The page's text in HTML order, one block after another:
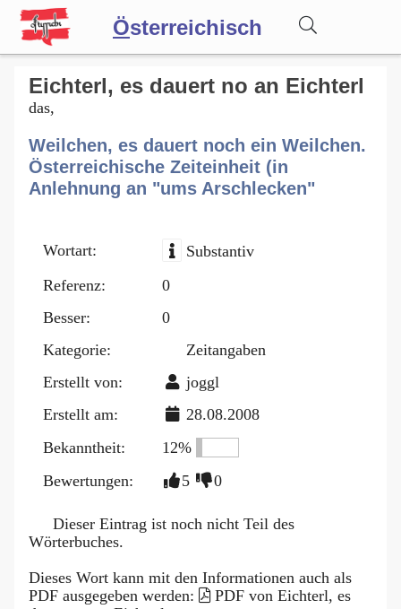
Österreichisch
Wörterbuch
Forum
Blog
Eichterl, es dauert no an Eichterl
das,
Weilchen, es dauert noch ein Weilchen.
Österreichische Zeiteinheit (in
Anlehnung an "ums Arschlecken"
Wortart:
Substantiv
Referenz:
0
Besser:
0
Kategorie:
Zeitangaben
Erstellt von:
joggl
Erstellt am:
28.08.2008
Bekanntheit:
12%
Bewertungen:
5 0
Dieser Eintrag ist noch nicht Teil des
Wörterbuches.
Dieses Wort kann mit den Informationen auch als
PDF ausgegeben werden:
PDF von Eichterl, es